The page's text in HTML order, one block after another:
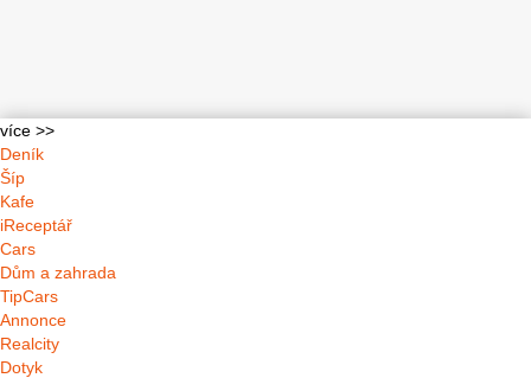
více >>
Deník
Šíp
Kafe
iReceptář
Cars
Dům a zahrada
TipCars
Annonce
Realcity
Dotyk